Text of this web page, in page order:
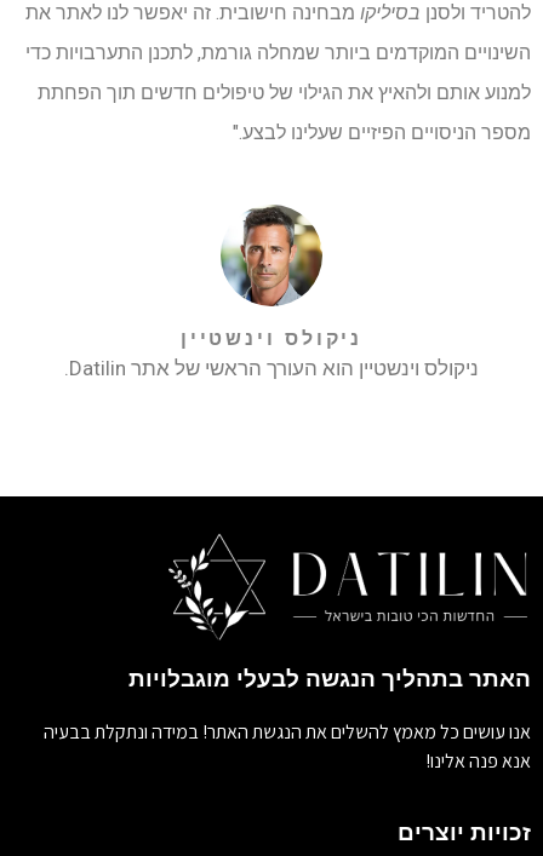
להטריד ולסנן בסיליקו מבחינה חישובית. זה יאפשר לנו לאתר את
השינויים המוקדמים ביותר שמחלה גורמת, לתכנן התערבויות כדי
למנוע אותם ולהאיץ את הגילוי של טיפולים חדשים תוך הפחתת
מספר הניסויים הפיזיים שעלינו לבצע."
ניקולס וינשטיין
ניקולס וינשטיין הוא העורך הראשי של אתר Datilin.
האתר בתהליך הנגשה לבעלי מוגבלויות
אנו עושים כל מאמץ להשלים את הנגשת האתר! במידה ונתקלת בבעיה
אנא פנה אלינו!
זכויות יוצרים